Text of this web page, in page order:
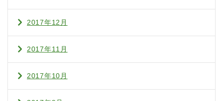
2017年12月
2017年11月
2017年10月